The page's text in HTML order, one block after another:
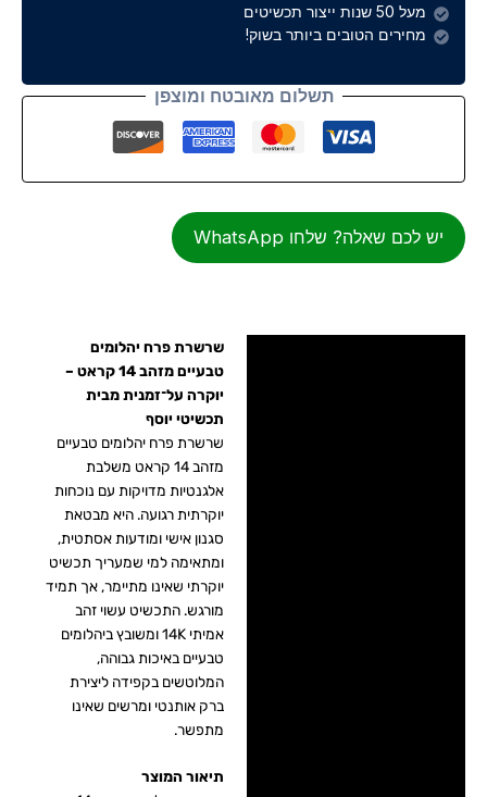
מעל 50 שנות ייצור תכשיטים
מחירים הטובים ביותר בשוק!
תשלום מאובטח ומוצפן
יש לכם שאלה? שלחו WhatsApp
שרשרת פרח יהלומים
טבעיים מזהב 14 קראט –
יוקרה על־זמנית מבית
תכשיטי יוסף
שרשרת פרח יהלומים טבעיים
מזהב 14 קראט משלבת
אלגנטיות מדויקות עם נוכחות
יוקרתית רגועה. היא מבטאת
סגנון אישי ומודעות אסתטית,
ומתאימה למי שמעריך תכשיט
יוקרתי שאינו מתיימר, אך תמיד
מורגש. התכשיט עשוי זהב
אמיתי 14K ומשובץ ביהלומים
טבעיים באיכות גבוהה,
המלוטשים בקפידה ליצירת
ברק אותנטי ומרשים שאינו
מתפשר.
תיאור המוצר